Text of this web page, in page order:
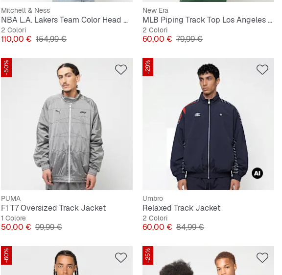
Mitchell & Ness
NBA L.A. Lakers Team Color Head Coach Light Weight Satin Jacket
2 Colori
Prezzo
110,00 € Prezzo originale
154,99 €
New Era
MLB Piping Track Top Los Angeles Dodgers
2 Colori
Prezzo
60,00 € Prezzo originale
79,99 €
-50%
PUMA
F1 T7 Oversized Track Jacket
1 Colore
Prezzo
50,00 € Prezzo originale
99,99 €
-29%
Umbro
Relaxed Track Jacket
2 Colori
Prezzo
60,00 € Prezzo originale
84,99 €
-60% -25%